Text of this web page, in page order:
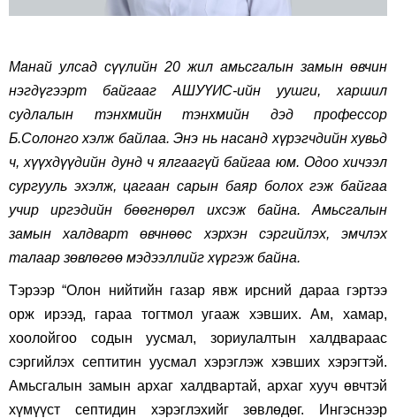
Манай улсад сүүлийн 20 жил амьсгалын замын өвчин
нэгдүгээрт байгааг АШУҮИС-ийн уушги, харшил
судлалын тэнхмийн тэнхмийн дэд профессор
Б.Солонго хэлж байлаа. Энэ нь насанд хүрэгчдийн хувьд
ч, хүүхдүүдийн дунд ч ялгаагүй байгаа юм. Одоо хичээл
сургууль эхэлж, цагаан сарын баяр болох гэж байгаа
учир иргэдийн бөөгнөрөл ихсэж байна. Амьсгалын
замын халдварт өвчнөөс хэрхэн сэргийлэх, эмчлэх
талаар зөвлөгөө мэдээллийг хүргэж байна.
Тэрээр “Олон нийтийн газар явж ирсний дараа гэртээ
орж ирээд, гараа тогтмол угааж хэвших. Ам, хамар,
хоолойгоо содын уусмал, зориулалтын халдвараас
сэргийлэх септитин уусмал хэрэглэж хэвших хэрэгтэй.
Амьсгалын замын архаг халдвартай, архаг хууч өвчтэй
хүмүүст септидин хэрэглэхийг зөвлөдөг. Ингэснээр